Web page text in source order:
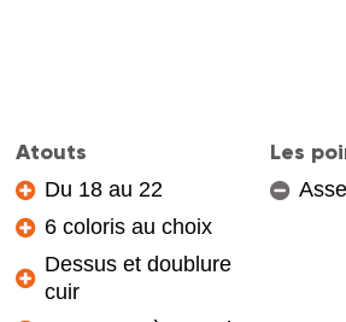
Atouts
Du 18 au 22
6 coloris au choix
Dessus et doublure
cuir
Les